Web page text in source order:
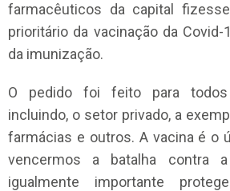
farmacêuticos da capital
prioritário da vacinação da
da imunização.
O pedido foi feito para todos
incluindo, o setor privado, a
farmácias e outros. A vacina é o
vencermos a batalha contra a
igualmente importante